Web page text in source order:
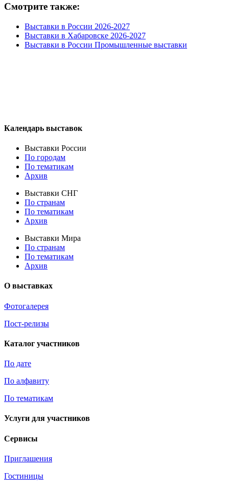
Смотрите также:
Выставки в России 2026-2027
Выставки в Хабаровске 2026-2027
Выставки в России Промышленные выставки
Календарь выставок
Выставки России
По городам
По тематикам
Архив
Выставки СНГ
По странам
По тематикам
Архив
Выставки Мира
По странам
По тематикам
Архив
О выставках
Фотогалерея
Пост-релизы
Каталог участников
По дате
По алфавиту
По тематикам
Услуги для участников
Сервисы
Приглашения
Гостиницы